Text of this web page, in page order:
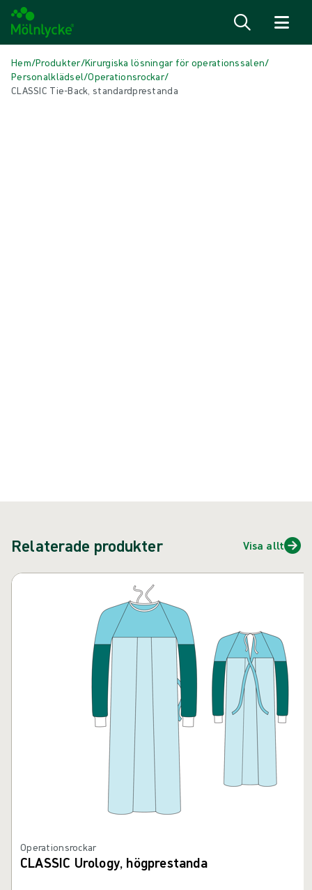
Hem/Produkter/Kirurgiska lösningar för operationssalen/
Personalklädsel/Operationsrockar/
CLASSIC Tie-Back, standardprestanda
Relaterade produkter Visa allt
Operationsrockar
CLASSIC Urology, högprestanda